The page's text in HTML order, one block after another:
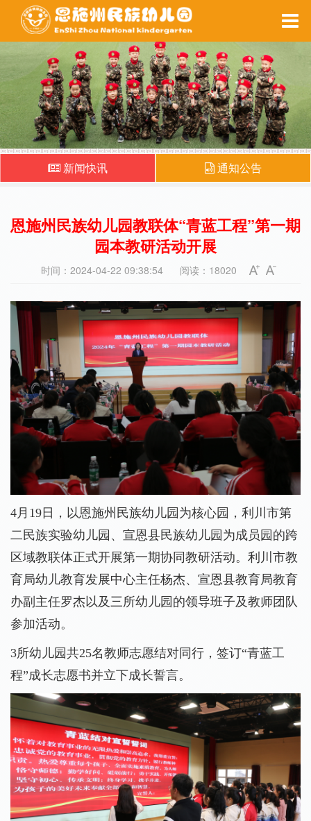
家园互动
备课系统
每周食谱
健康之窗
新闻快讯 通知公告
恩施州民族幼儿园教联体“青蓝工程”第一期
园本教研活动开展
时间：2024-04-22 09:38:54 阅读：18020
4 月 19日， 以恩施州民族幼儿园为核心园， 利川市第
二民族实验幼儿园、宣恩县民族幼儿园 为成员园的跨
区域教联体正式开展第一期协同教研活动。 利川市教
育局幼儿教育发展中心主任杨杰、宣恩县教育局教育
办副主任罗杰以及 三所幼儿园 的领导班子及教师团队
参加活动。
3所幼儿园共25名教师志愿结对同行，签订“青蓝工
程”成长志愿书并立下成长誓言。